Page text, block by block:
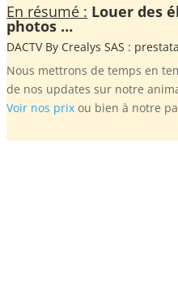
En résumé : Louer des
photos …
DACTV By Crealys SAS :
Nous mettrons de temps en
de nos updates sur notre
Voir nos prix ou bien à notre